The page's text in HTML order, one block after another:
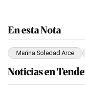
En esta Nota
Marina Soledad Arce
Noticias en